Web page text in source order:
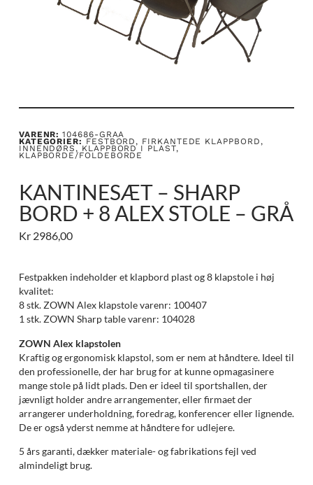
VARENR:104686-GRAA
KATEGORIER: FESTBORD, FIRKANTEDE KLAPPBORD,
INNENDØRS, KLAPPBORD I PLAST,
KLAPBORDE/FOLDEBORDE
KANTINESÆT – SHARP
BORD + 8 ALEX STOLE – GRÅ
Kr2986,00
Festpakken indeholder et klapbord plast og 8 klapstole i høj
kvalitet:
8 stk. ZOWN Alex klapstole varenr: 100407
1 stk. ZOWN Sharp table varenr: 104028
ZOWN Alex klapstolen
Kraftig og ergonomisk klapstol, som er nem at håndtere. Ideel til
den professionelle, der har brug for at kunne opmagasinere
mange stole på lidt plads. Den er ideel til sportshallen, der
jævnligt holder andre arrangementer, eller firmaet der
arrangerer underholdning, foredrag, konferencer eller lignende.
De er også yderst nemme at håndtere for udlejere.
5 års garanti, dækker materiale- og fabrikations fejl ved
almindeligt brug.